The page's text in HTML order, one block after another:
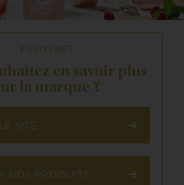
FREIXENET
en savoir plus
la marque ?
SITE
NOS PRODUITS